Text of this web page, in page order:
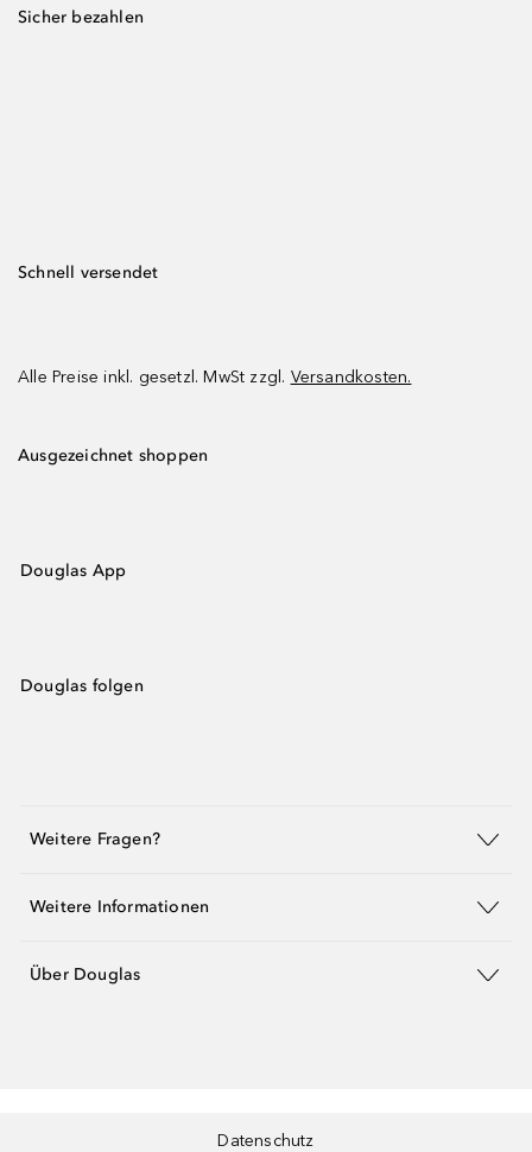
Sicher bezahlen
Schnell versendet
Alle Preise inkl. gesetzl. MwSt zzgl. Versandkosten.
Ausgezeichnet shoppen
Douglas App
Douglas folgen
Weitere Fragen?
Weitere Informationen
Über Douglas
Datenschutz